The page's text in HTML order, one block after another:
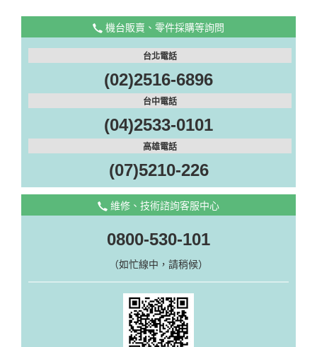
機台販賣、零件採購等詢問
台北電話
(02)2516-6896
台中電話
(04)2533-0101
高雄電話
(07)5210-226
維修、技術諮詢客服中心
0800-530-101
（如忙線中，請稍候）